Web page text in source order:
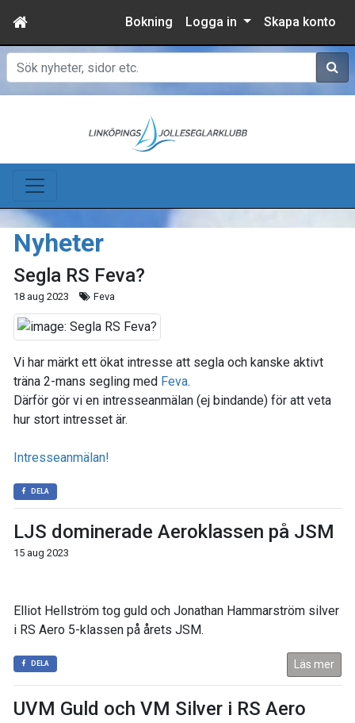
Bokning Logga in Skapa konto
Sök
Nyheter
Segla RS Feva?
18 aug 2023 Feva
Vi har märkt ett ökat intresse att segla och kanske aktivt
träna 2-mans segling med Feva.
Därför gör vi en intresseanmälan (ej bindande) för att veta
hur stort intresset är.
Intresseanmälan!
DELA
LJS dominerade Aeroklassen på JSM
15 aug 2023
Elliot Hellström tog guld och Jonathan Hammarström silver
i RS Aero 5-klassen på årets JSM.
DELA Läs mer
UVM Guld och VM Silver i RS Aero